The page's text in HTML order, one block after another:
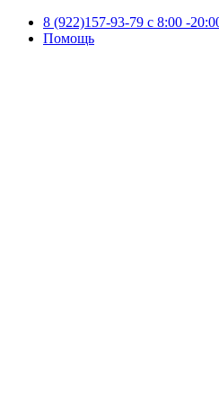
8 (922)157-93-79 c 8:00 -
Помощь